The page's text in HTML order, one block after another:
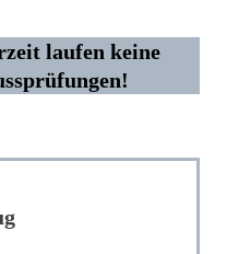
laufen keine